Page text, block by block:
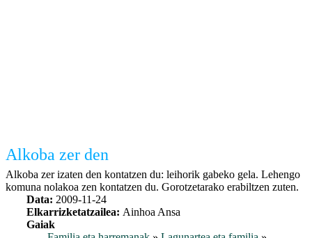
Alkoba zer den
Alkoba zer izaten den kontatzen du: leihorik gabeko gela. Lehengo
komuna nolakoa zen kontatzen du. Gorotzetarako erabiltzen zuten.
Data: 2009-11-24
Elkarrizketatzailea: Ainhoa Ansa
Gaiak